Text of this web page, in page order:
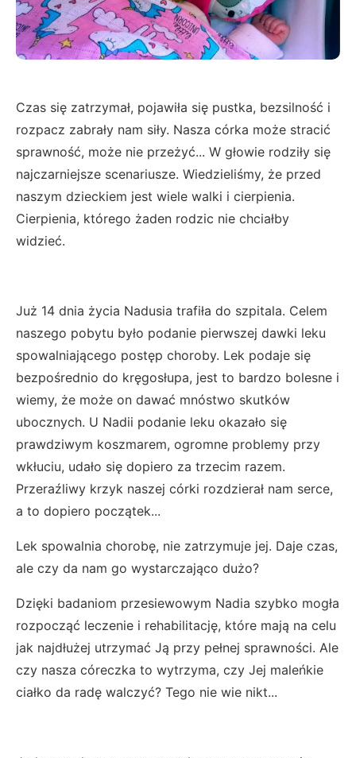
Czas się zatrzymał, pojawiła się pustka, bezsilność i
rozpacz zabrały nam siły. Nasza córka może stracić
sprawność, może nie przeżyć... W głowie rodziły się
najczarniejsze scenariusze. Wiedzieliśmy, że przed
naszym dzieckiem jest wiele walki i cierpienia.
Cierpienia, którego żaden rodzic nie chciałby
widzieć.
Już 14 dnia życia Nadusia trafiła do szpitala. Celem
naszego pobytu było podanie pierwszej dawki leku
spowalniającego postęp choroby. Lek podaje się
bezpośrednio do kręgosłupa, jest to bardzo bolesne i
wiemy, że może on dawać mnóstwo skutków
ubocznych. U Nadii podanie leku okazało się
prawdziwym koszmarem, ogromne problemy przy
wkłuciu, udało się dopiero za trzecim razem.
Przeraźliwy krzyk naszej córki rozdzierał nam serce,
a to dopiero początek...
Lek spowalnia chorobę, nie zatrzymuje jej. Daje czas,
ale czy da nam go wystarczająco dużo?
Dzięki badaniom przesiewowym Nadia szybko mogła
rozpocząć leczenie i rehabilitację, które mają na celu
jak najdłużej utrzymać Ją przy pełnej sprawności. Ale
czy nasza córeczka to wytrzyma, czy Jej maleńkie
ciałko da radę walczyć? Tego nie wie nikt...